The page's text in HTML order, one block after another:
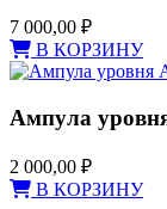
7 000,00 ₽
В КОРЗИНУ
Ампула
2 000,00 ₽
В КОРЗИНУ